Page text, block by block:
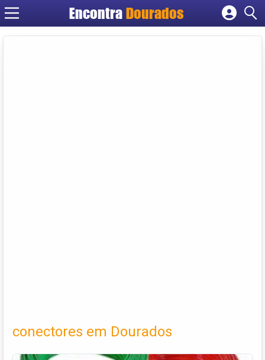
EncontraDourados
Cadastrar empresa
conectores em Dourados